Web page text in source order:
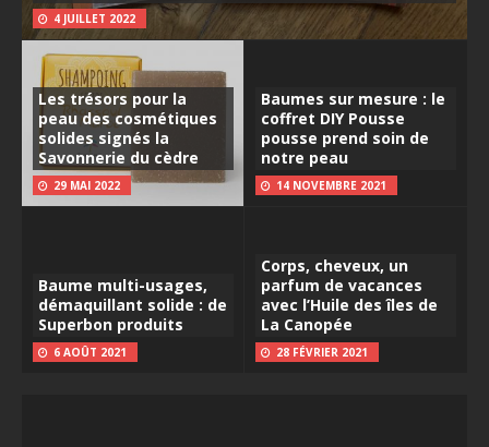
4 JUILLET 2022
Les trésors pour la
peau des cosmétiques
solides signés la
Savonnerie du cèdre
29 MAI 2022
Baumes sur mesure : le
coffret DIY Pousse
pousse prend soin de
notre peau
14 NOVEMBRE 2021
Baume multi-usages,
démaquillant solide : de
Superbon produits
6 AOÛT 2021
Corps, cheveux, un
parfum de vacances
avec l’Huile des îles de
La Canopée
28 FÉVRIER 2021